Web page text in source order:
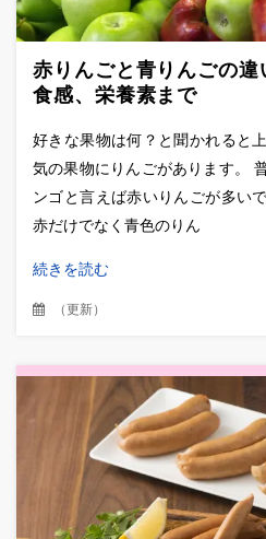
赤りんごと青りんごの違
食感、栄養素まで
好きな果物は何？と聞かれると
気の果物にりんごがあります。
ンゴと言えば赤いりんごが多い
赤だけでなく青色のりん
続きを読む
（更新）